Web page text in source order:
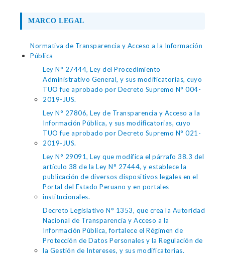
MARCO LEGAL
Normativa de Transparencia y Acceso a la Información
Pública
Ley N° 27444, Ley del Procedimiento
Administrativo General, y sus modificatorias, cuyo
TUO fue aprobado por Decreto Supremo N° 004-
2019-JUS.
Ley N° 27806, Ley de Transparencia y Acceso a la
Información Pública, y sus modificatorias, cuyo
TUO fue aprobado por Decreto Supremo N° 021-
2019-JUS.
Ley N° 29091, Ley que modifica el párrafo 38.3 del
artículo 38 de la Ley N° 27444, y establece la
publicación de diversos dispositivos legales en el
Portal del Estado Peruano y en portales
institucionales.
Decreto Legislativo N° 1353, que crea la Autoridad
Nacional de Transparencia y Acceso a la
Información Pública, fortalece el Régimen de
Protección de Datos Personales y la Regulación de
la Gestión de Intereses, y sus modificatorias.